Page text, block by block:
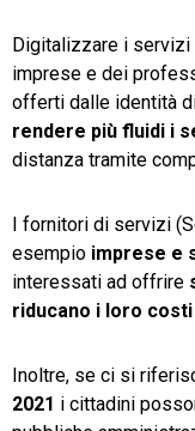
Digitalizzare i
imprese e dei
offerti dalle identità
rendere più fluidi i
distanza tramite
I fornitori di servizi
esempio imprese e
interessati ad offrire
riducano i loro
Inoltre, se ci si
2021 i cittadini